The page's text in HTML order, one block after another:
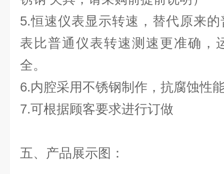
5.恒速仪表显示转速，替代原来
表比普通仪表转速测速更准确，
全。
6.内腔采用不锈钢制作，抗腐蚀性
7.可根据顾客要求进行订做
五、产品展示图：